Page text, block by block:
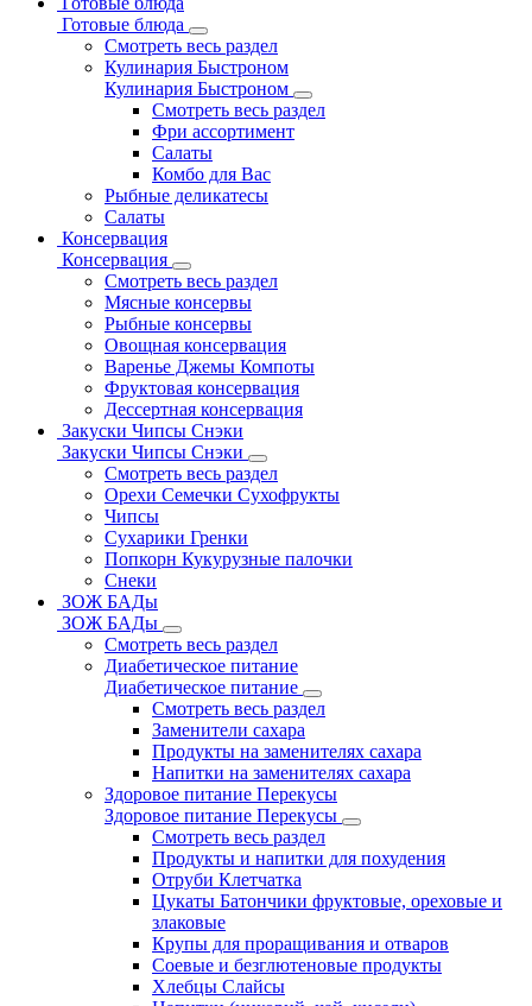
Готовые блюда
Смотреть весь раздел
Кулинария Быстроном
Кулинария Быстроном
Смотреть весь раздел
Фри ассортимент
Салаты
Комбо для Вас
Рыбные деликатесы
Салаты
Консервация
Консервация
Смотреть весь раздел
Мясные консервы
Рыбные консервы
Овощная консервация
Варенье Джемы Компоты
Фруктовая консервация
Дессертная консервация
Закуски Чипсы Снэки
Закуски Чипсы Снэки
Смотреть весь раздел
Орехи Семечки Сухофрукты
Чипсы
Сухарики Гренки
Попкорн Кукурузные палочки
Снеки
ЗОЖ БАДы
ЗОЖ БАДы
Смотреть весь раздел
Диабетическое питание
Диабетическое питание
Смотреть весь раздел
Заменители сахара
Продукты на заменителях сахара
Напитки на заменителях сахара
Здоровое питание Перекусы
Здоровое питание Перекусы
Смотреть весь раздел
Продукты и напитки для похудения
Отруби Клетчатка
Цукаты Батончики фруктовые, ореховые и
злаковые
Крупы для проращивания и отваров
Соевые и безглютеновые продукты
Хлебцы Слайсы